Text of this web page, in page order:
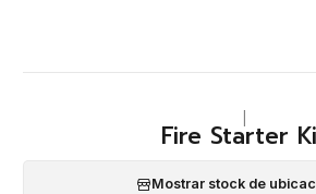
Fire Starter
Mostrar stock de